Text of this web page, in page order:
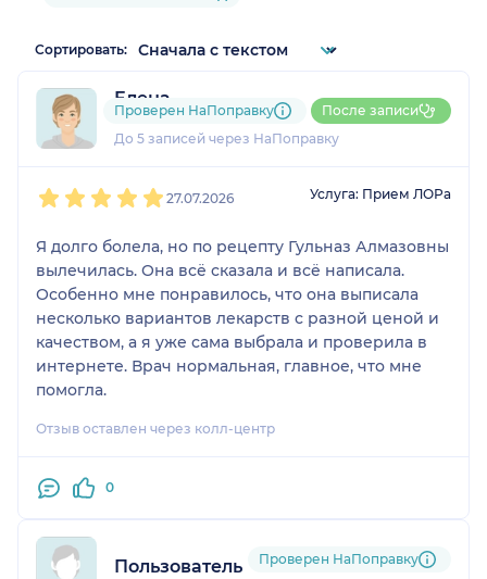
Сортировать:
Елена
1 отзыв
До 5 записей через НаПоправку
Проверен НаПоправку После записи
27.07.2026 Услуга: Прием ЛОРа
Я долго болела, но по рецепту Гульназ Алмазовны
вылечилась. Она всё сказала и всё написала.
Особенно мне понравилось, что она выписала
несколько вариантов лекарств с разной ценой и
качеством, а я уже сама выбрала и проверила в
интернете. Врач нормальная, главное, что мне
помогла.
Отзыв оставлен через колл-центр
0
Пользователь НаПоправку
Проверен НаПоправку